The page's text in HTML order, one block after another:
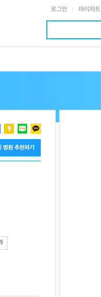
로그인 마이차트
병원 추천하기